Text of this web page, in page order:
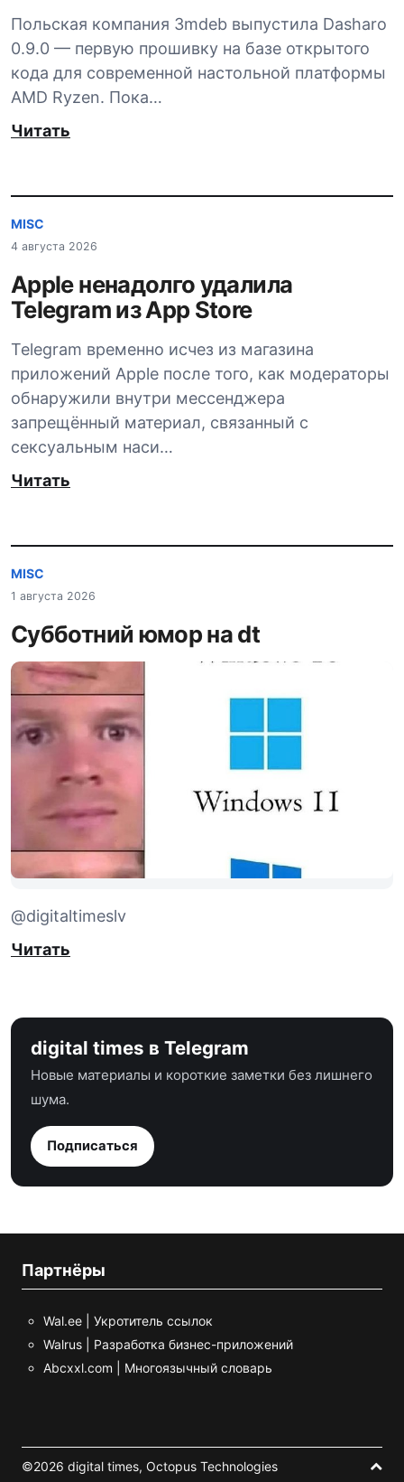
Польская компания 3mdeb выпустила Dasharo
0.9.0 — первую прошивку на базе открытого
кода для современной настольной платформы
AMD Ryzen. Пока…
Читать
MISC
4 августа 2026
Apple ненадолго удалила
Telegram из App Store
Telegram временно исчез из магазина
приложений Apple после того, как модераторы
обнаружили внутри мессенджера
запрещённый материал, связанный с
сексуальным наси…
Читать
MISC
1 августа 2026
Субботний юмор на dt
@digitaltimeslv
Читать
digital times в Telegram
Новые материалы и короткие заметки без лишнего
шума.
Подписаться
Партнёры
Wal.ee | Укротитель ссылок
Walrus | Разработка бизнес-приложений
Abcxxl.com | Многоязычный словарь
©2026 digital times, Octopus Technologies